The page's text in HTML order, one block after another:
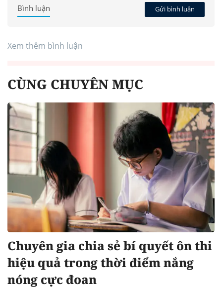
Gửi bình luận
Bình luận
Xem thêm bình luận
CÙNG CHUYÊN MỤC
Chuyên gia chia sẻ bí quyết ôn thi
hiệu quả trong thời điểm nắng
nóng cực đoan